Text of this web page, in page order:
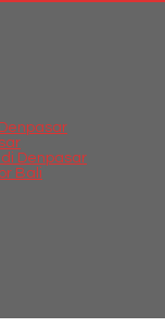
di Denpasar
Bali